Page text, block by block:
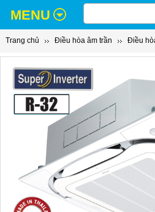
MENU
Trang chủ Điều hòa âm trần Điều